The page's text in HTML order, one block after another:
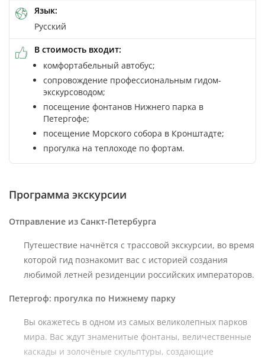
Язык:
Русский
В стоимость входит:
комфортабельный автобус;
сопровождение профессиональным гидом-
экскурсоводом;
посещение фонтанов Нижнего парка в
Петергофе;
посещение Морского собора в Кронштадте;
прогулка на теплоходе по фортам.
Программа экскурсии
Отправление из Санкт-Петербурга
Путешествие начнётся с трассовой экскурсии, во время
которой гид познакомит вас с историей создания
любимой летней резиденции российских императоров.
Петергоф: прогулка по Нижнему парку
Вы окажетесь в одном из самых великолепных парков
мира. Вас ждут знаменитые фонтаны, величественные
каскады и золочёные скульптуры, создающие